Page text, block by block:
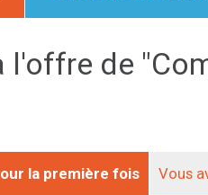
l'offre de
la première fois Vous